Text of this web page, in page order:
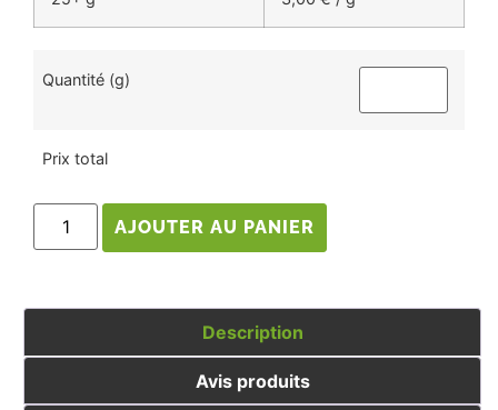
Quantité (g)
Prix total
AJOUTER AU PANIER
Description
Avis produits